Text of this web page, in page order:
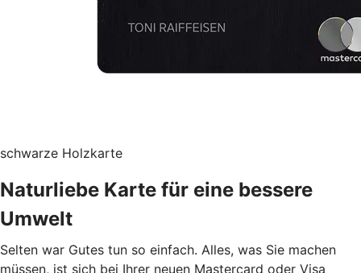
schwarze Holzkarte
Naturliebe Karte für eine bessere
Umwelt
Selten war Gutes tun so einfach. Alles, was Sie machen
müssen, ist sich bei Ihrer neuen Mastercard oder Visa